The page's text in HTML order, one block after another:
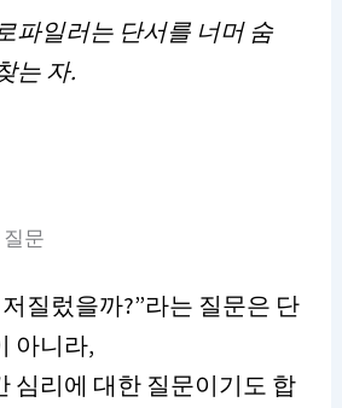
파일러는 단서를 너머 숨
는 자.
문
질렀을까?”라는 질문은 단
아니라,
심리에 대한 질문이기도 합